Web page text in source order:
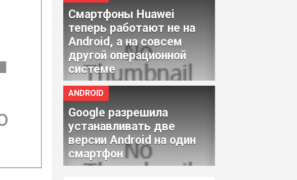
Смартфоны Huawei
теперь работают не на
Android, а на совсем
другой операционной
системе
ANDROID
Google разрешила
устанавливать две
версии Android на один
смартфон